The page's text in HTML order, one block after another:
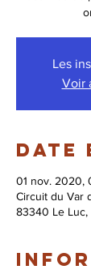
Les
Voir
Date
01 nov. 2020,
Circuit du Var
83340 Le Luc,